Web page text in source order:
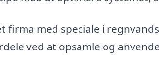
firma med speciale i
ved at opsamle og